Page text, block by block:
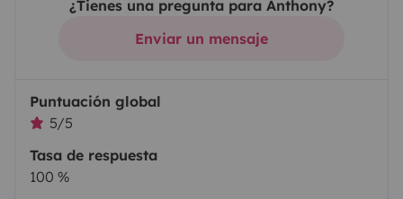
¿Tienes una pregunta para Anthony?
Enviar un mensaje
Puntuación global
5/5
Tasa de respuesta
100 %